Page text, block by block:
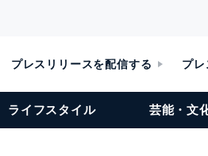
プレスリリースを配信する プ
ライフスタイル 芸能・文